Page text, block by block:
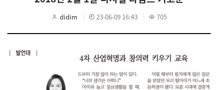
didim 23-06-09 16:43 705